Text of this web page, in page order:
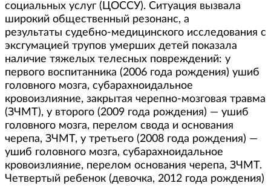
социальных услуг (ЦОССУ). Ситуация вызвала
широкий общественный резонанс, а
результаты судебно-медицинского исследования с
эксгумацией трупов умерших детей показала
наличие тяжелых телесных повреждений: у
первого воспитанника (2006 года рождения) ушиб
головного мозга, субарахноидальное
кровоизлияние, закрытая черепно-мозговая травма
(ЗЧМТ), у второго (2009 года рождения) — ушиб
головного мозга, перелом свода и основания
черепа, ЗЧМТ, у третьего (2008 года рождения) —
ушиб головного мозга, субарахноидальное
кровоизлияние, перелом основания черепа, ЗЧМТ.
Четвертый ребенок (девочка, 2012 года рождения)